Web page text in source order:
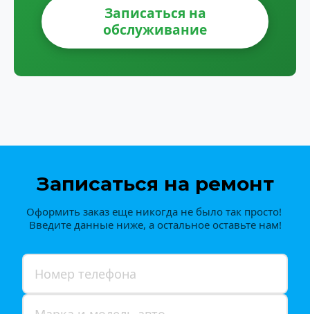
Записаться на
обслуживание
Записаться на ремонт
Оформить заказ еще никогда не было так просто!
Введите данные ниже, а остальное оставьте нам!